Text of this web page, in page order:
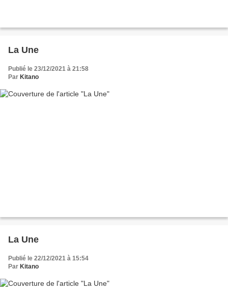
La Une
Publié le 23/12/2021 à 21:58
Par Kitano
La Une
Publié le 22/12/2021 à 15:54
Par Kitano